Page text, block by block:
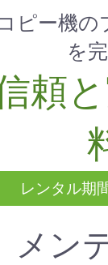
ピー機の
を
頼
レンタル期
メン